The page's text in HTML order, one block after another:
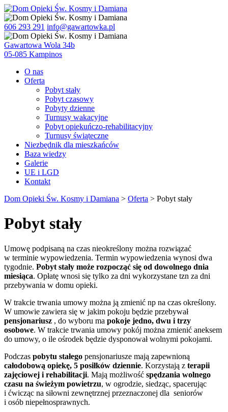
606 293 291 info@gawartowka.pl
Gawartowa Wola 34b
05-085 Kampinos
O nas
Oferta
Pobyt stały
Pobyt czasowy
Pobyty dzienne
Turnusy wakacyjne
Pobyt opiekuńczo-rehabilitacyjny
Turnusy świąteczne
Niezbędnik dla mieszkańców
Baza wiedzy
Galerie
UE i LGD
Kontakt
Dom Opieki Św. Kosmy i Damiana > Oferta > Pobyt stały
Pobyt stały
Umowę podpisaną na czas nieokreślony można rozwiązać
w terminie wypowiedzenia. Termin wypowiedzenia wynosi dwa
tygodnie. Pobyt stały może rozpocząć się od dowolnego dnia
miesiąca. Opłatę wnosi się tylko za dni wykorzystane tzn za dni
przebywania w domu opieki.
W trakcie trwania umowy można ją zmienić np na czas określony.
W umowie zawiera się w jakim pokoju będzie przebywał
pensjonariusz , do wyboru ma pokoje jedno, dwu i trzy
osobowe. W trakcie trwania umowy pokój można zmienić aneksem
do umowy, o ile ośrodek będzie dysponował wolnymi pokojami.
Podczas pobytu stałego pensjonariusze mają zapewnioną
całodobową opiekę, 5 posiłków dziennie. Korzystają z terapii
zajęciowej i rehabilitacji. Mają możliwość spędzania wolnego
czasu na świeżym powietrzu, w ogrodzie, siedząc, spacerując
i ćwicząc na siłowni zewnętrznej przeznaczonej dla seniorów
i osób niepełnosprawnych.